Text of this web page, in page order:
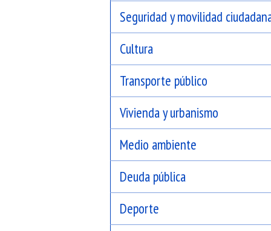
Seguridad y movilidad
Cultura
Transporte público
Vivienda y urbanismo
Medio ambiente
Deuda pública
Deporte